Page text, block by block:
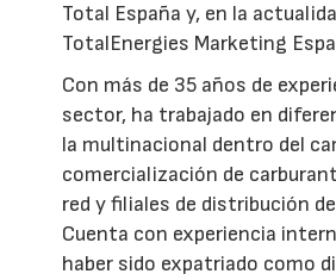
Total España y, en la
TotalEnergies Marketing
Con más de 35 años de
sector, ha trabajado en
la multinacional dentro del
comercialización de
red y filiales de distribución
Cuenta con experiencia
haber sido expatriado como